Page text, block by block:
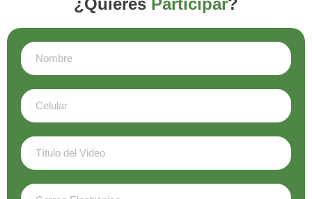
¿Quieres Participar?